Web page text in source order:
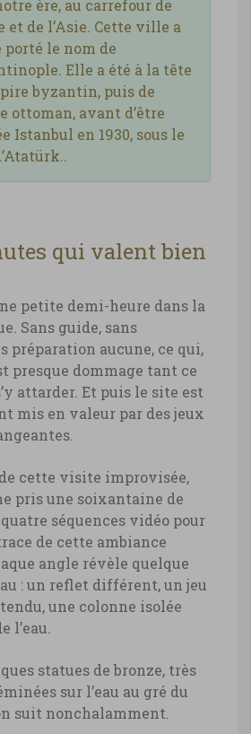
ère, au carrefour de
et de l’Asie. Cette ville a
porté le nom de
Elle a été à la tête
byzantin, puis de
ottoman, avant d’être
Istanbul en 1930, sous le
qui valent bien
petite demi-heure dans la
Sans guide, sans
préparation aucune, ce qui,
presque dommage tant ce
attarder. Et puis le site est
mis en valeur par des jeux
cette visite improvisée,
pris une soixantaine de
séquences vidéo pour
de cette ambiance
angle révèle quelque
: un reflet différent, un jeu
une colonne isolée
l’eau.
statues de bronze, très
sur l’eau au gré du
suit nonchalamment.